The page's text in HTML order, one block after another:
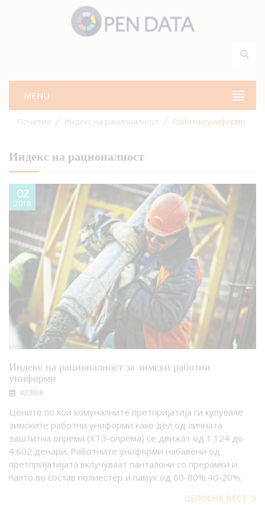
MENU
Почетна Индекс на рационалност Работни униформи
Индекс на рационалност
02
2018
Индекс на рационалност за зимски работни
униформи
02/2018
Цените по кои комуналните претпријатија ги купувале
зимските работни униформи како дел од личната
заштитна опрема (ХТЗ-опрема) се движат од 1.124 до
4.602 денари. Работните униформи набавени од
претпријатијата вклучуваат панталони со прерамки и
палто во состав полиестер и памук од 60-80%:40-20%.
ЦЕЛОСНА ВЕСТ